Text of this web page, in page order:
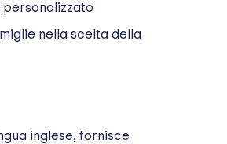
nella scelta della
inglese, fornisce